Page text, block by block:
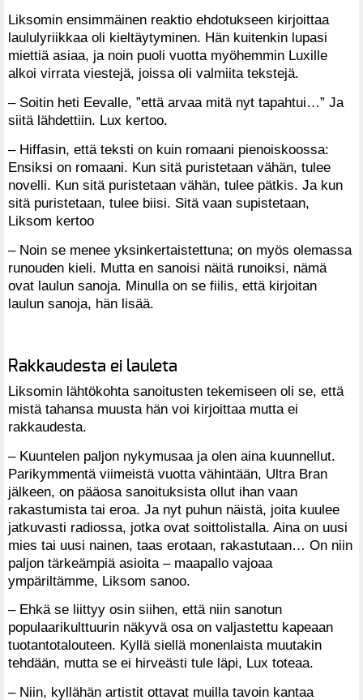
Liksomin ensimmäinen reaktio ehdotukseen kirjoittaa
laululyriikkaa oli kieltäytyminen. Hän kuitenkin lupasi
miettiä asiaa, ja noin puoli vuotta myöhemmin Luxille
alkoi virrata viestejä, joissa oli valmiita tekstejä.
– Soitin heti Eevalle, ”että arvaa mitä nyt tapahtui…” Ja
siitä lähdettiin. Lux kertoo.
– Hiffasin, että teksti on kuin romaani pienoiskoossa:
Ensiksi on romaani. Kun sitä puristetaan vähän, tulee
novelli. Kun sitä puristetaan vähän, tulee pätkis. Ja kun
sitä puristetaan, tulee biisi. Sitä vaan supistetaan,
Liksom kertoo
– Noin se menee yksinkertaistettuna; on myös olemassa
runouden kieli. Mutta en sanoisi näitä runoiksi, nämä
ovat laulun sanoja. Minulla on se fiilis, että kirjoitan
laulun sanoja, hän lisää.
Rakkaudesta ei lauleta
Liksomin lähtökohta sanoitusten tekemiseen oli se, että
mistä tahansa muusta hän voi kirjoittaa mutta ei
rakkaudesta.
– Kuuntelen paljon nykymusaa ja olen aina kuunnellut.
Parikymmentä viimeistä vuotta vähintään, Ultra Bran
jälkeen, on pääosa sanoituksista ollut ihan vaan
rakastumista tai eroa. Ja nyt puhun näistä, joita kuulee
jatkuvasti radiossa, jotka ovat soittolistalla. Aina on uusi
mies tai uusi nainen, taas erotaan, rakastutaan… On niin
paljon tärkeämpiä asioita – maapallo vajoaa
ympäriltämme, Liksom sanoo.
– Ehkä se liittyy osin siihen, että niin sanotun
populaarikulttuurin näkyvä osa on valjastettu kapeaan
tuotantotalouteen. Kyllä siellä monenlaista muutakin
tehdään, mutta se ei hirveästi tule läpi, Lux toteaa.
– Niin, kyllähän artistit ottavat muilla tavoin kantaa